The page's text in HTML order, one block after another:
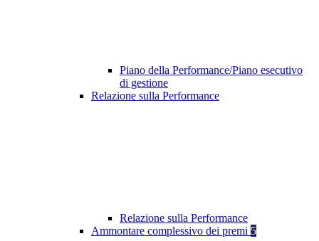
Piano della Performance/Piano esecutivo
di gestione
Relazione sulla Performance
Relazione sulla Performance
Ammontare complessivo dei premi 5